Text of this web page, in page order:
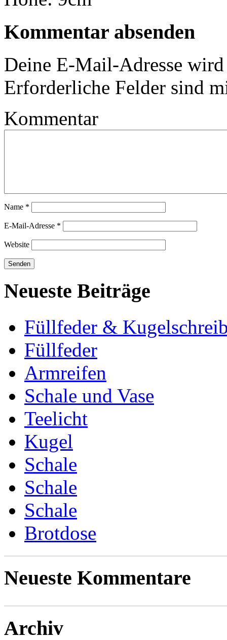
Kommentar absenden
Deine E-Mail-Adresse
Erforderliche Felder sind
Kommentar
Name *
E-Mail-Adresse *
Website
Neueste Beiträge
Füllfeder &
Füllfeder
Armreifen
Schale und Vase
Teelicht
Kugel
Schale
Schale
Schale
Brotdose
Neueste Kommentare
Archiv